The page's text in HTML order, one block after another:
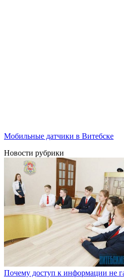
Мобильные датчики в Витебске
Новости рубрики
Почему доступ к информации не